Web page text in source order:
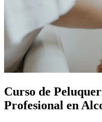
Curso de
Profesional en